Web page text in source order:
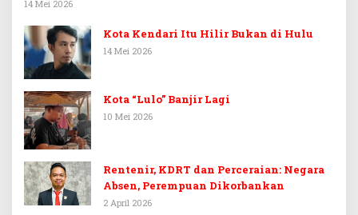
14 Mei 2026
Kota Kendari Itu Hilir Bukan di Hulu
14 Mei 2026
Kota “Lulo” Banjir Lagi
10 Mei 2026
Rentenir, KDRT dan Perceraian: Negara
Absen, Perempuan Dikorbankan
2 April 2026